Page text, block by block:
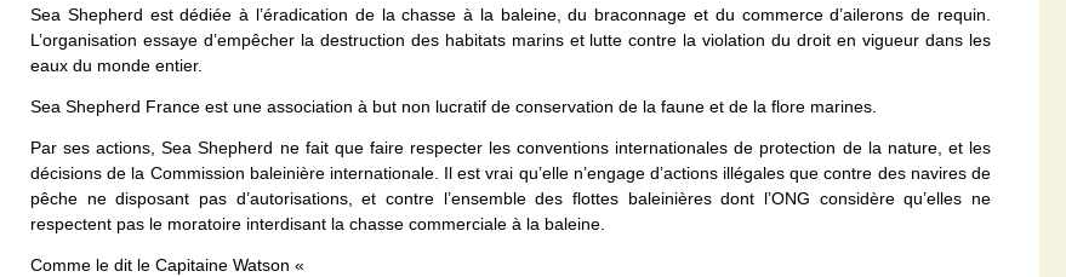
Sea Shepherd est dédiée à l’éradication de la chasse à la baleine, du braconnage et du commerce d’ailerons de requin.
L’organisation essaye d’empêcher la destruction des habitats marins et lutte contre la violation du droit en vigueur dans les
eaux du monde entier.
Sea Shepherd France est une association à but non lucratif de conservation de la faune et de la flore marines.
Par ses actions, Sea Shepherd ne fait que faire respecter les conventions internationales de protection de la nature, et les
décisions de la Commission baleinière internationale. Il est vrai qu’elle n’engage d’actions illégales que contre des navires de
pêche ne disposant pas d’autorisations, et contre l’ensemble des flottes baleinières dont l’ONG considère qu’elles ne
respectent pas le moratoire interdisant la chasse commerciale à la baleine.
Comme le dit le Capitaine Watson «